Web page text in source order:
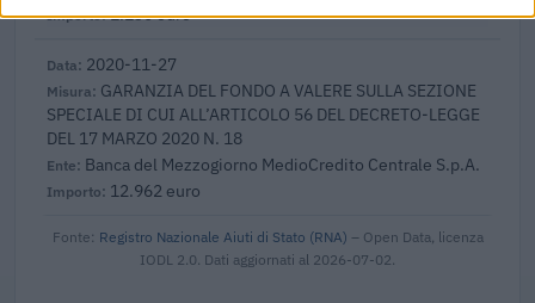
1.130 euro
2020-11-27
GARANZIA DEL FONDO A VALERE SULLA SEZIONE
SPECIALE DI CUI ALL’ARTICOLO 56 DEL DECRETO-LEGGE
DEL 17 MARZO 2020 N. 18
Banca del Mezzogiorno MedioCredito Centrale S.p.A.
12.962 euro
Fonte: Registro Nazionale Aiuti di Stato (RNA) – Open Data, licenza
IODL 2.0. Dati aggiornati al 2026-07-02.